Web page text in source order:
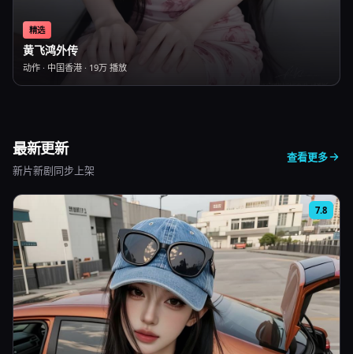
精选
黄飞鸿外传
动作 · 中国香港 · 19万 播放
最新更新
新片新剧同步上架
查看更多
7.8